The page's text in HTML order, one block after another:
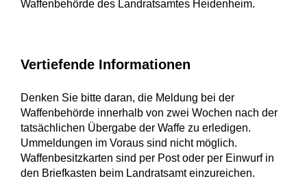
Waffenbehörde des Landratsamtes Heidenheim.
Vertiefende Informationen
Denken Sie bitte daran, die Meldung bei der
Waffenbehörde innerhalb von zwei Wochen nach der
tatsächlichen Übergabe der Waffe zu erledigen.
Ummeldungen im Voraus sind nicht möglich.
Waffenbesitzkarten sind per Post oder per Einwurf in
den Briefkasten beim Landratsamt einzureichen.